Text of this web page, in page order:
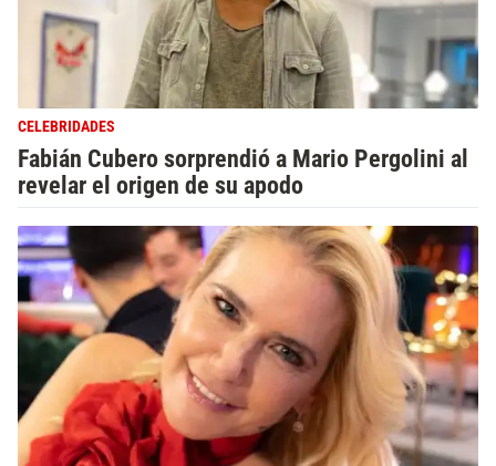
CELEBRIDADES
Fabián Cubero sorprendió a Mario Pergolini al
revelar el origen de su apodo